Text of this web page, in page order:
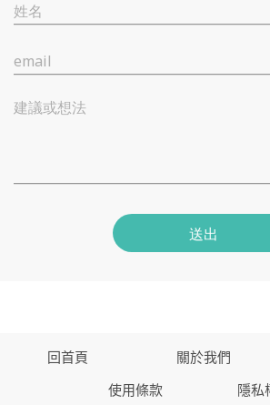
姓名
email
建議或想法
送出
回首頁 關於我們
使用條款
隱私